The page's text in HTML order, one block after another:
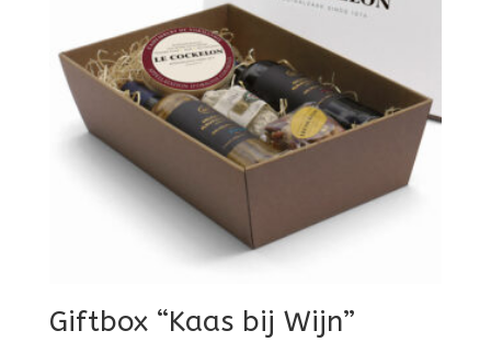
Giftbox “Kaas bij Wijn”